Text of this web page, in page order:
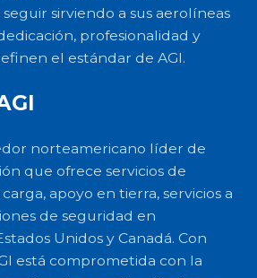
sirviendo a sus aerolíneas
profesionalidad y
el estándar de AGI.
norteamericano líder de
que ofrece servicios de
apoyo en tierra, servicios a
de seguridad en
Unidos y Canadá. Con
está comprometida con la